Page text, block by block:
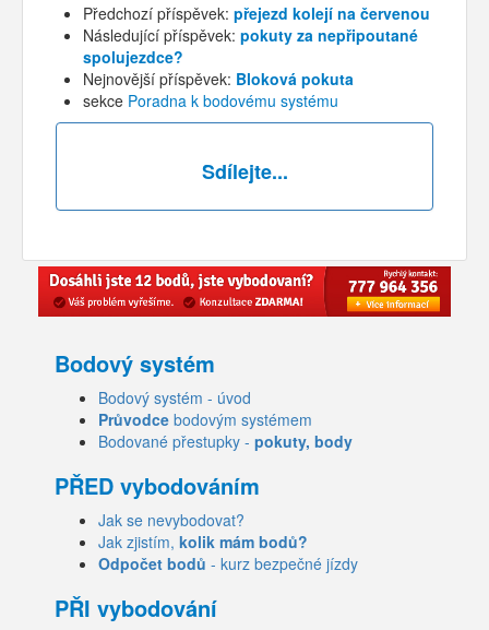
Předchozí příspěvek: přejezd kolejí na červenou
Následující příspěvek: pokuty za nepřipoutané
spolujezdce?
Nejnovější příspěvek: Bloková pokuta
sekce Poradna k bodovému systému
Sdílejte...
Bodový systém
Bodový systém - úvod
Průvodce bodovým systémem
Bodované přestupky - pokuty, body
PŘED vybodováním
Jak se nevybodovat?
Jak zjistím, kolik mám bodů?
Odpočet bodů - kurz bezpečné jízdy
PŘI vybodování